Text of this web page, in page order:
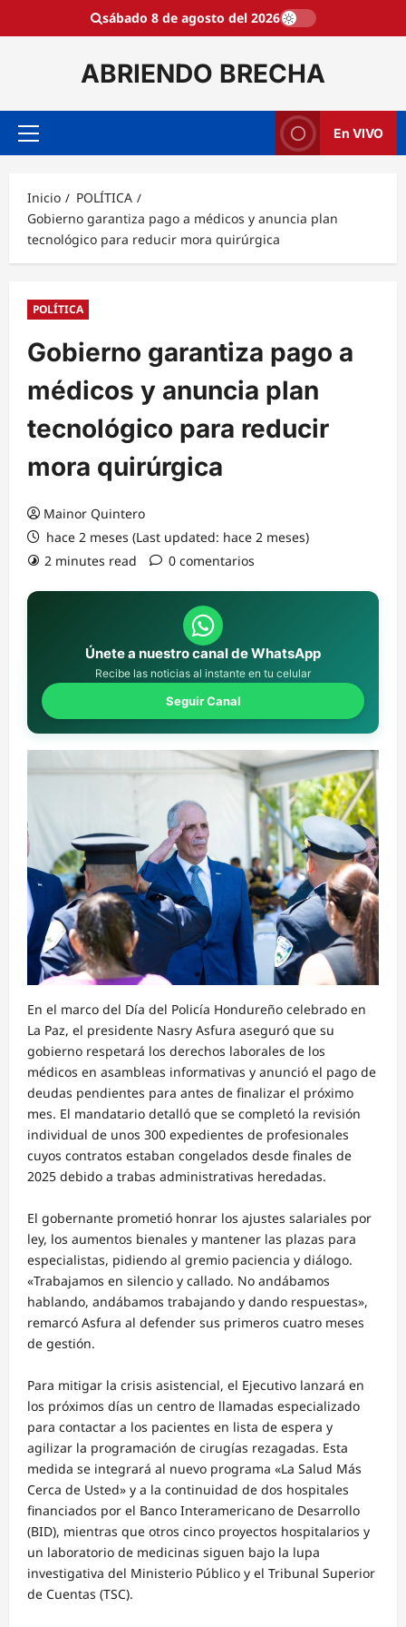
sábado 8 de agosto del 2026
ABRIENDO BRECHA
Menú
En VIVO
Inicio
POLÍTICA
Gobierno garantiza pago a médicos y anuncia plan
tecnológico para reducir mora quirúrgica
POLÍTICA
Gobierno garantiza pago a
médicos y anuncia plan
tecnológico para reducir
mora quirúrgica
Mainor Quintero
hace 2 meses (Last updated: hace 2 meses)
2 minutes read
0 comentarios
Únete a nuestro canal de WhatsApp
Recibe las noticias al instante en tu celular
Seguir Canal
En el marco del Día del Policía Hondureño celebrado en
La Paz, el presidente Nasry Asfura aseguró que su
gobierno respetará los derechos laborales de los
médicos en asambleas informativas y anunció el pago de
deudas pendientes para antes de finalizar el próximo
mes. El mandatario detalló que se completó la revisión
individual de unos 300 expedientes de profesionales
cuyos contratos estaban congelados desde finales de
2025 debido a trabas administrativas heredadas.
El gobernante prometió honrar los ajustes salariales por
ley, los aumentos bienales y mantener las plazas para
especialistas, pidiendo al gremio paciencia y diálogo.
«Trabajamos en silencio y callado. No andábamos
hablando, andábamos trabajando y dando respuestas»,
remarcó Asfura al defender sus primeros cuatro meses
de gestión.
Para mitigar la crisis asistencial, el Ejecutivo lanzará en
los próximos días un centro de llamadas especializado
para contactar a los pacientes en lista de espera y
agilizar la programación de cirugías rezagadas. Esta
medida se integrará al nuevo programa «La Salud Más
Cerca de Usted» y a la continuidad de dos hospitales
financiados por el Banco Interamericano de Desarrollo
(BID), mientras que otros cinco proyectos hospitalarios y
un laboratorio de medicinas siguen bajo la lupa
investigativa del Ministerio Público y el Tribunal Superior
de Cuentas (TSC).